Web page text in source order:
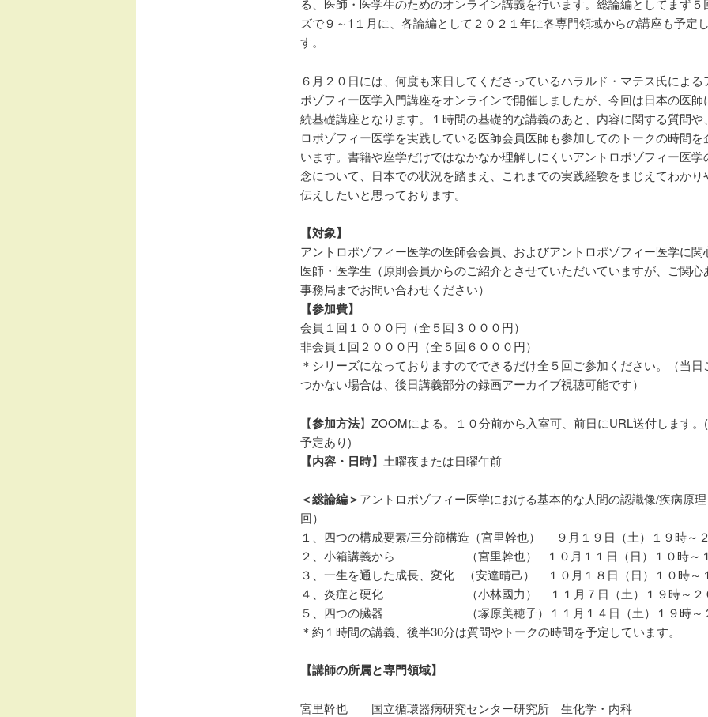
る、医師・医学生のためのオンライン講義を行います。総論編としてまず５
ズで９～1１月に、各論編として２０２１年に各専門領域からの講座も予定
す。
６月２０日には、何度も来日してくださっているハラルド・マテス氏による
ポゾフィー医学入門講座をオンラインで開催しましたが、今回は日本の医師
続基礎講座となります。１時間の基礎的な講義のあと、内容に関する質問や
ロポゾフィー医学を実践している医師会員医師も参加してのトークの時間を
います。書籍や座学だけではなかなか理解しにくいアントロポゾフィー医学
念について、日本での状況を踏まえ、これまでの実践経験をまじえてわかり
伝えしたいと思っております。
【対象】
アントロポゾフィー医学の医師会会員、およびアントロポゾフィー医学に関
医師・ 医学生（原則会員からのご紹介とさせていただいていますが、
ご関心
事務局までお問い合わせください）
【参加費】
会員１回１０００円（全５回３０００円）
非会員１回２０００円（全５回６０００円）
＊シリーズになっておりますのでできるだけ全５回ご参加ください。（当日
つかない場合は、後日講義部分の録画アーカイブ視聴可能です）
【参加方法】ZOOMによる。１０分前から入室可、前日にURL送付します。
予定あり)
【内容・日時】 土曜夜または日曜午前
＜総論編＞アントロポゾフィー医学における基本的な人間の認識像/疾病原
回）
１、四つの構成要素/三分節構造（宮里幹也） ９月１９日（土）１９時～
２、小箱講義から （宮里幹也） １０月１１日（日）１０時～
３、一生を通した成長、変化 （安達晴己） １０月１８日（日）１０時～
４、炎症と硬化 （小林國力） １１月７日（土）１９時～２
５、四つの臓器 （塚原美穂子）１１月１４日（土）１９時～
＊約１時間の講義、後半30分は質問やトークの時間を予定しています。
【講師の所属と専門領域】
宮里幹也 国立循環器病研究センター研究所 生化学・内科